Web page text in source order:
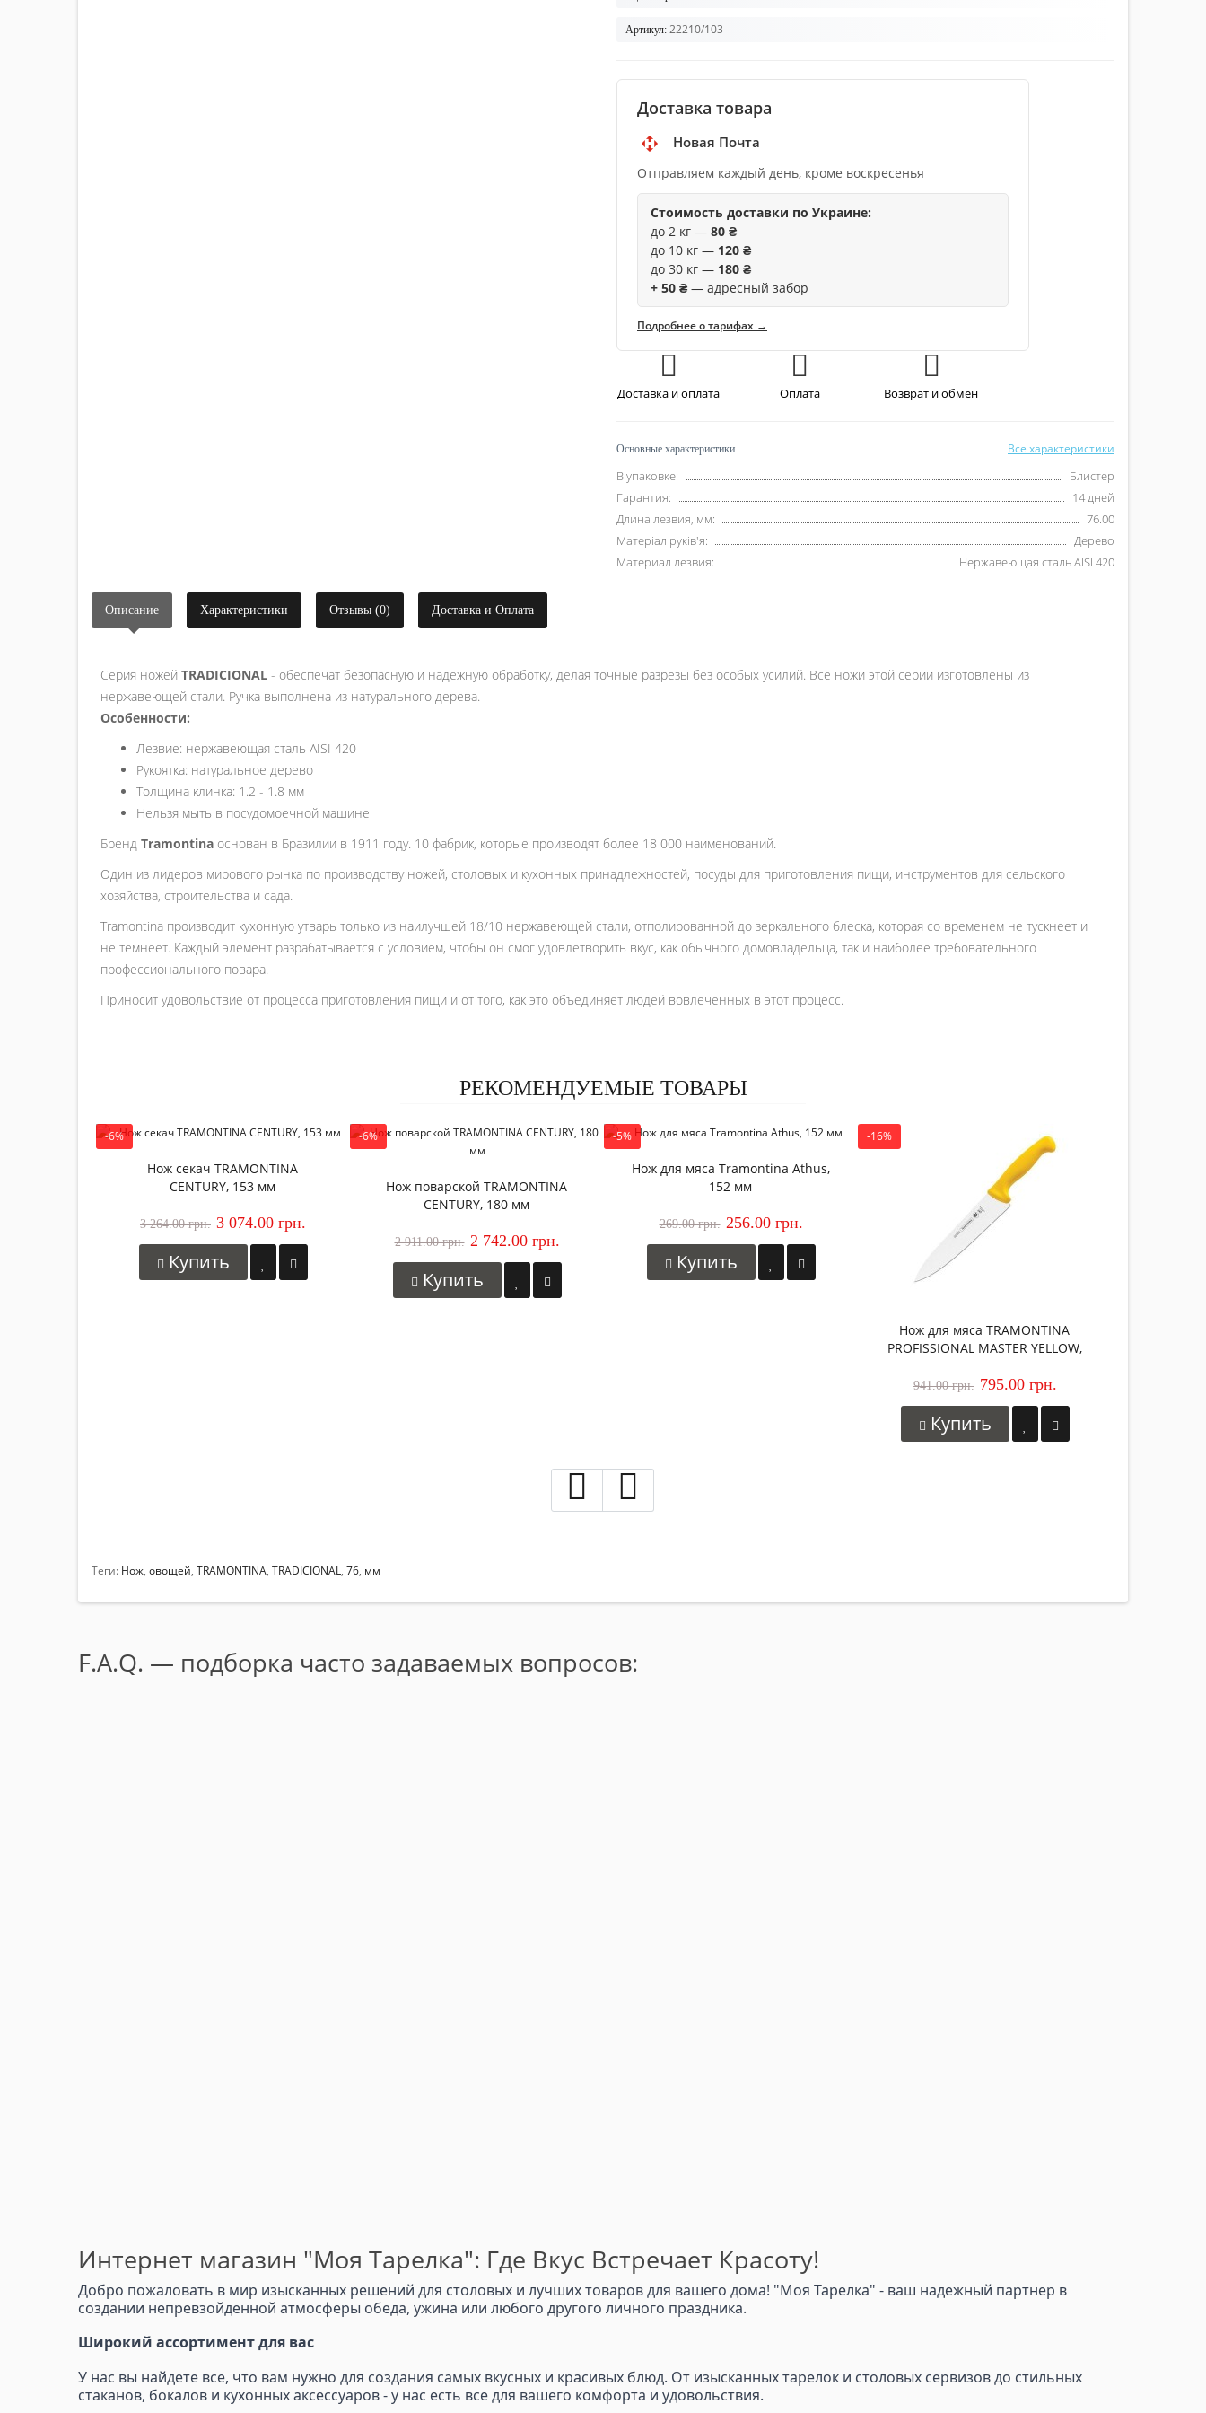
Артикул: 22210/103
Доставка товара
Новая Почта
Отправляем каждый день, кроме воскресенья
Стоимость доставки по Украине:
до 2 кг — 80 ₴
до 10 кг — 120 ₴
до 30 кг — 180 ₴
+ 50 ₴ — адресный забор
Подробнее о тарифах →
Доставка и оплата Оплата Возврат и обмен
Основные характеристики Все характеристики
В упаковке:
Блистер
Гарантия:
14 дней
Длина лезвия, мм:
76.00
Матеріал руків'я:
Дерево
Материал лезвия:
Нержавеющая сталь AISI 420
Описание Характеристики Отзывы (0) Доставка и Оплата
Серия ножей TRADICIONAL - обеспечат безопасную и надежную обработку, делая точные разрезы без особых усилий. Все ножи этой серии изготовлены из
нержавеющей стали. Ручка выполнена из натурального дерева.
Особенности:
Лезвие: нержавеющая сталь AISI 420
Рукоятка: натуральное дерево
Толщина клинка: 1.2 - 1.8 мм
Нельзя мыть в посудомоечной машине
Бренд Tramontina основан в Бразилии в 1911 году. 10 фабрик, которые производят более 18 000 наименований.
Один из лидеров мирового рынка по производству ножей, столовых и кухонных принадлежностей, посуды для приготовления пищи, инструментов для сельского
хозяйства, строительства и сада.
Tramontina производит кухонную утварь только из наилучшей 18/10 нержавеющей стали, отполированной до зеркального блеска, которая со временем не тускнеет и
не темнеет. Каждый элемент разрабатывается с условием, чтобы он смог удовлетворить вкус, как обычного домовладельца, так и наиболее требовательного
профессионального повара.
Приносит удовольствие от процесса приготовления пищи и от того, как это объединяет людей вовлеченных в этот процесс.
РЕКОМЕНДУЕМЫЕ ТОВАРЫ
-6%
Нож секач TRAMONTINA
CENTURY, 153 мм
3 264.00 грн. 3 074.00 грн.
Купить
-6%
Нож поварской TRAMONTINA
CENTURY, 180 мм
2 911.00 грн. 2 742.00 грн.
Купить
-5%
Нож для мяса Tramontina Athus,
152 мм
269.00 грн. 256.00 грн.
Купить
-16%
Нож для мяса TRAMONTINA
PROFISSIONAL MASTER YELLOW,
941.00 грн. 795.00 грн.
Купить
Теги: Нож, овощей, TRAMONTINA, TRADICIONAL, 76, мм
F.A.Q. — подборка часто задаваемых вопросов:
Интернет магазин "Моя Тарелка": Где Вкус Встречает Красоту!
Добро пожаловать в мир изысканных решений для столовых и лучших товаров для вашего дома! "Моя Тарелка" - ваш надежный партнер в
создании непревзойденной атмосферы обеда, ужина или любого другого личного праздника.
Широкий ассортимент для вас
У нас вы найдете все, что вам нужно для создания самых вкусных и красивых блюд. От изысканных тарелок и столовых сервизов до стильных
стаканов, бокалов и кухонных аксессуаров - у нас есть все для вашего комфорта и удовольствия.